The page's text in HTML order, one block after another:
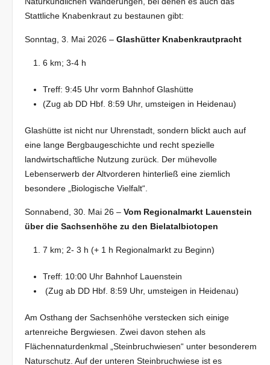
Stattliche Knabenkraut zu bestaunen gibt:
Sonntag, 3. Mai 2026 –Glashütter Knabenkrautpracht
6 km; 3-4 h
Treff: 9:45 Uhr vorm Bahnhof Glashütte
(Zug ab DD Hbf. 8:59 Uhr, umsteigen in Heidenau)
Glashütte ist nicht nur Uhrenstadt, sondern blickt auch auf
eine lange Bergbaugeschichte und recht spezielle
landwirtschaftliche Nutzung zurück. Der mühevolle
Lebenserwerb der Altvorderen hinterließ eine ziemlich
besondere „Biologische Vielfalt“.
Sonnabend, 30. Mai 26 –Vom Regionalmarkt Lauenstein
über die Sachsenhöhe zu den Bielatalbiotopen
7 km; 2- 3 h (+ 1 h Regionalmarkt zu Beginn)
Treff: 10:00 Uhr Bahnhof Lauenstein
(Zug ab DD Hbf. 8:59 Uhr, umsteigen in Heidenau)
Am Osthang der Sachsenhöhe verstecken sich einige
artenreiche Bergwiesen. Zwei davon stehen als
Flächennaturdenkmal „Steinbruchwiesen“ unter besonderem
Naturschutz. Auf der unteren Steinbruchwiese ist es